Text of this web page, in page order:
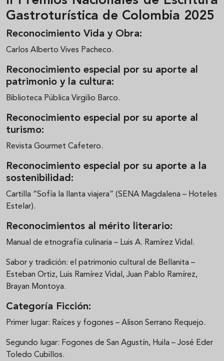
Gastroturística de Colombia 2025
Reconocimiento Vida y Obra:
Carlos Alberto Vives Pacheco.
Reconocimiento especial por su aporte al
patrimonio y la cultura:
Biblioteca Pública Virgilio Barco.
Reconocimiento especial por su aporte al
turismo:
Revista Gourmet Cafetero.
Reconocimiento especial por su aporte a la
sostenibilidad:
Cartilla “Sofía la llanta viajera” (SENA Magdalena – Hoteles
Estelar).
Reconocimientos al mérito literario:
Manual de etnografía culinaria – Luis A. Ramírez Vidal.
Sabor y tradición: el patrimonio cultural de Bellanita –
Esteban Ortiz, Luis Ramírez Vidal, Juan Pablo Ramírez,
Brayan Montoya.
Categoría Ficción:
Primer lugar: Raíces y fogones – Alison Serrano Requejo.
Segundo lugar: Fogones de San Agustín, Huila – José Eder
Toledo Cubillos.